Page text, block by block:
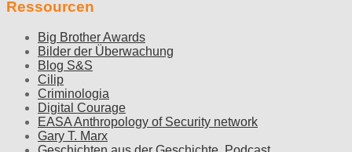
Ressourcen
Big Brother Awards
Bilder der Überwachung
Blog S&S
Cilip
Criminologia
Digital Courage
EASA Anthropology of Security network
Gary T. Marx